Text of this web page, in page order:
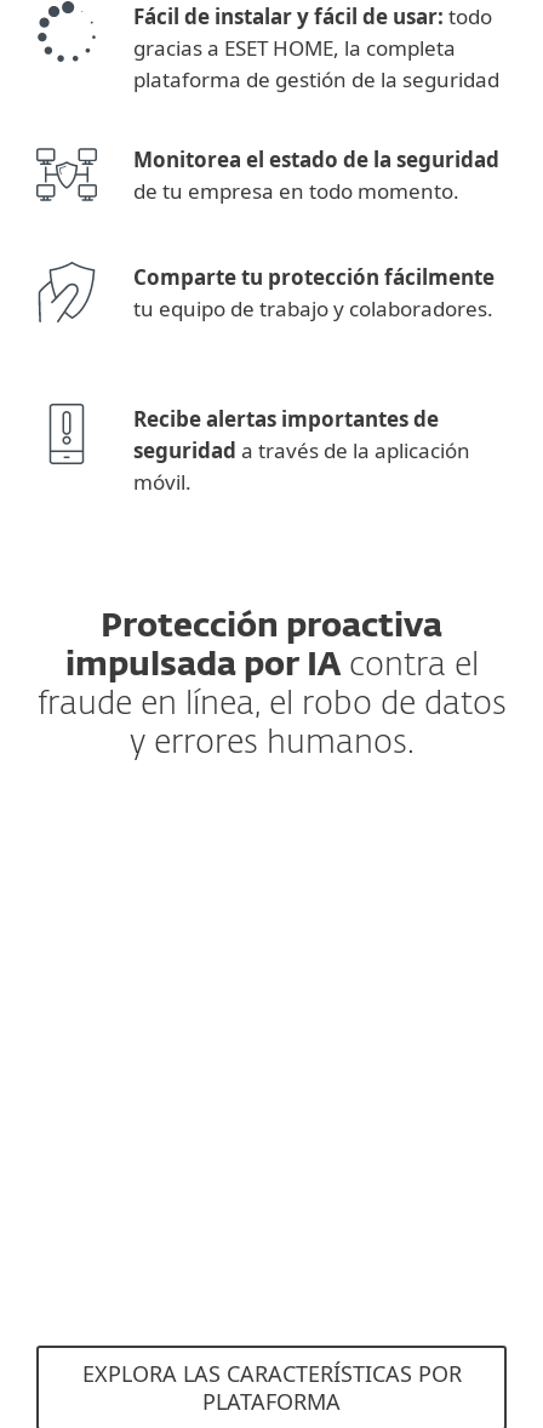
Fácil de instalar y fácil de usar: todo
gracias a ESET HOME, la completa
plataforma de gestión de la seguridad
Monitorea el estado de la seguridad
de tu empresa en todo momento.
Comparte tu protección fácilmente
tu equipo de trabajo y colaboradores.
Recibe alertas importantes de
seguridad a través de la aplicación
móvil.
Protección proactiva
impulsada por IAcontra el
fraude en línea, el robo de datos
y errores humanos.
EXPLORA LAS CARACTERÍSTICAS POR
PLATAFORMA